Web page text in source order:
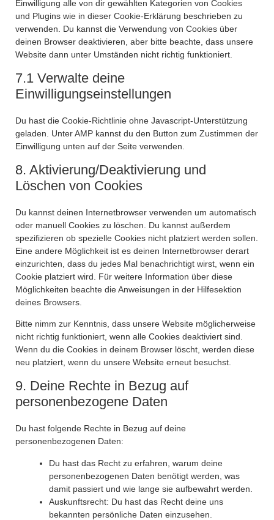
Einwilligung alle von dir gewählten Kategorien von Cookies
und Plugins wie in dieser Cookie-Erklärung beschrieben zu
verwenden. Du kannst die Verwendung von Cookies über
deinen Browser deaktivieren, aber bitte beachte, dass unsere
Website dann unter Umständen nicht richtig funktioniert.
7.1 Verwalte deine
Einwilligungseinstellungen
Du hast die Cookie-Richtlinie ohne Javascript-Unterstützung
geladen. Unter AMP kannst du den Button zum Zustimmen der
Einwilligung unten auf der Seite verwenden.
8. Aktivierung/Deaktivierung und
Löschen von Cookies
Du kannst deinen Internetbrowser verwenden um automatisch
oder manuell Cookies zu löschen. Du kannst außerdem
spezifizieren ob spezielle Cookies nicht platziert werden sollen.
Eine andere Möglichkeit ist es deinen Internetbrowser derart
einzurichten, dass du jedes Mal benachrichtigt wirst, wenn ein
Cookie platziert wird. Für weitere Information über diese
Möglichkeiten beachte die Anweisungen in der Hilfesektion
deines Browsers.
Bitte nimm zur Kenntnis, dass unsere Website möglicherweise
nicht richtig funktioniert, wenn alle Cookies deaktiviert sind.
Wenn du die Cookies in deinem Browser löscht, werden diese
neu platziert, wenn du unsere Website erneut besuchst.
9. Deine Rechte in Bezug auf
personenbezogene Daten
Du hast folgende Rechte in Bezug auf deine
personenbezogenen Daten:
Du hast das Recht zu erfahren, warum deine
personenbezogenen Daten benötigt werden, was
damit passiert und wie lange sie aufbewahrt werden.
Auskunftsrecht: Du hast das Recht deine uns
bekannten persönliche Daten einzusehen.